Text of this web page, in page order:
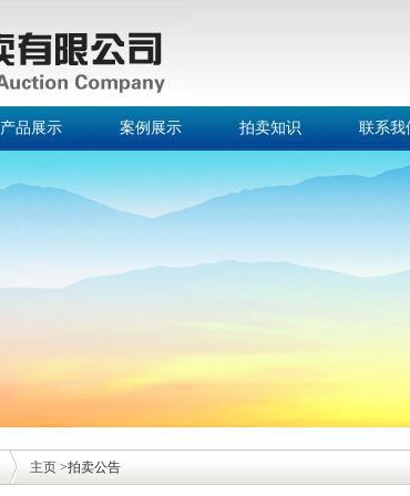
产品展示 案例展示 拍卖知识 联系我
主页 >拍卖公告